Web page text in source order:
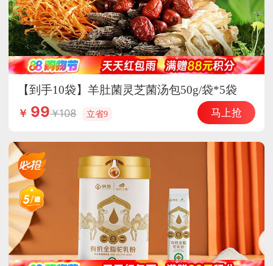
【到手10袋】羊肚菌灵芝菌汤包50g/袋*5袋
￥ 99 108 立省9 马上抢